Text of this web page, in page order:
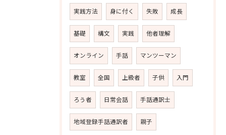
実践方法 身に付く 失敗 成長
基礎 構文 実践 他者理解
オンライン 手話 マンツーマン
教室 全国 上級者 子供 入門
ろう者 日常会話 手話通訳士
地域登録手話通訳者 親子